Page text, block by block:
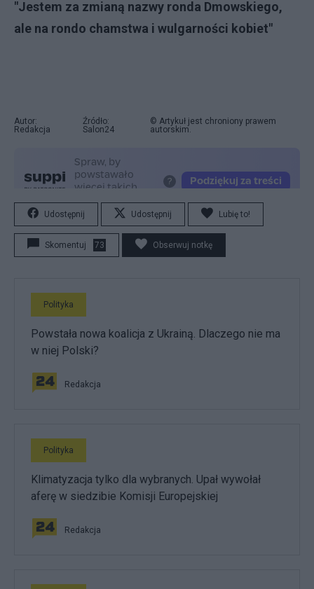
"Jestem za zmianą nazwy ronda Dmowskiego,
ale na rondo chamstwa i wulgarności kobiet"
Autor:
Redakcja
Źródło:
Salon24
© Artykuł jest chroniony prawem
autorskim.
Udostępnij Udostępnij Lubię to!
Skomentuj 73 Obserwuj notkę
Polityka
Powstała nowa koalicja z Ukrainą. Dlaczego nie ma
w niej Polski?
Redakcja
Polityka
Klimatyzacja tylko dla wybranych. Upał wywołał
aferę w siedzibie Komisji Europejskiej
Redakcja